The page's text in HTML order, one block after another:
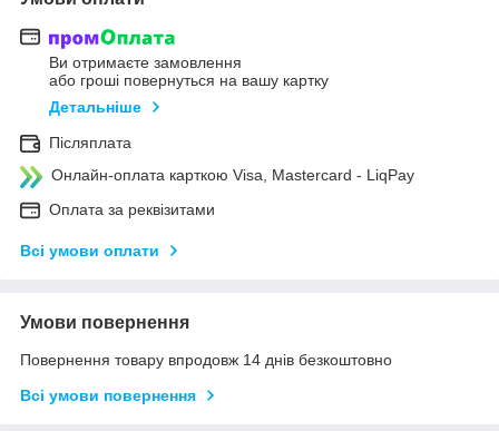
Ви отримаєте замовлення
або гроші повернуться на вашу картку
Детальніше
Післяплата
Онлайн-оплата карткою Visa, Mastercard - LiqPay
Оплата за реквізитами
Всі умови оплати
Умови повернення
Повернення товару впродовж 14 днів безкоштовно
Всі умови повернення